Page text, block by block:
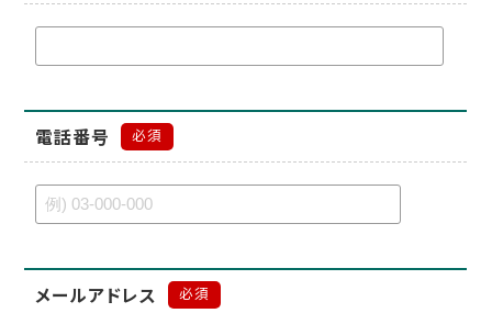
電話番号 必須
メールアドレス 必須